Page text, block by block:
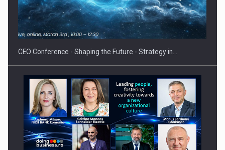
Hard Enduro Piatra Craiului 2026, fueled by benzinariile RO…
CEO Conference - Shaping the Future - Strategy in…